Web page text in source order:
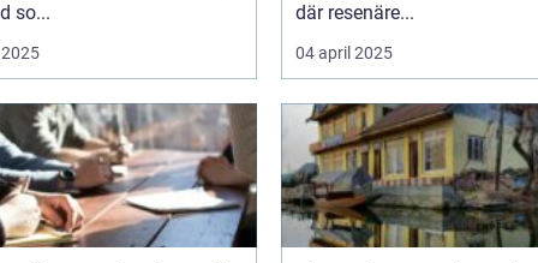
so...
där resenäre...
04 april 2025